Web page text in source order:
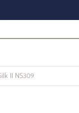
II NS309